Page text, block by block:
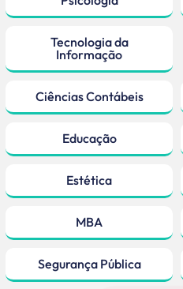
Tecnologia da
Informação
Ciências Contábeis
Educação
Estética
MBA
Segurança Pública